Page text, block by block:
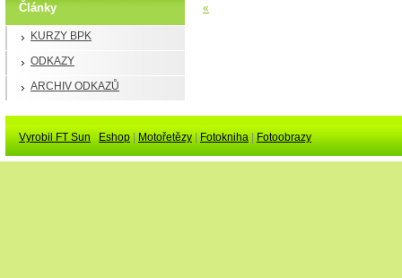
Články
KURZY BPK
ODKAZY
ARCHIV ODKAZŮ
«
Vyrobil FT Sun Eshop Motořetězy Fotokniha Fotoobrazy